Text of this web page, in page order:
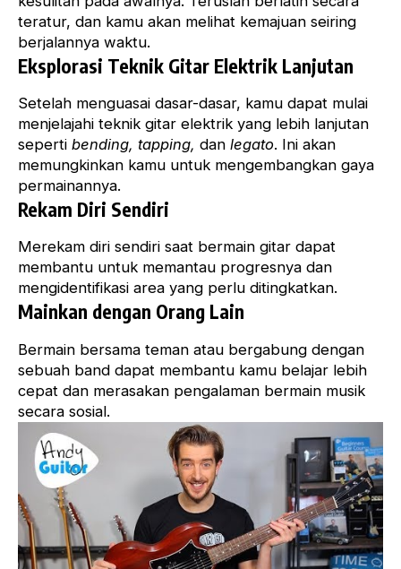
teratur, dan kamu akan melihat kemajuan seiring
berjalannya waktu.
Eksplorasi Teknik Gitar Elektrik Lanjutan
Setelah menguasai dasar-dasar, kamu dapat mulai
menjelajahi teknik gitar elektrik yang lebih lanjutan
seperti bending, tapping, dan legato. Ini akan
memungkinkan kamu untuk mengembangkan gaya
permainannya.
Rekam Diri Sendiri
Merekam diri sendiri saat bermain gitar dapat
membantu untuk memantau progresnya dan
mengidentifikasi area yang perlu ditingkatkan.
Mainkan dengan Orang Lain
Bermain bersama teman atau bergabung dengan
sebuah band dapat membantu kamu belajar lebih
cepat dan merasakan pengalaman bermain musik
secara sosial.